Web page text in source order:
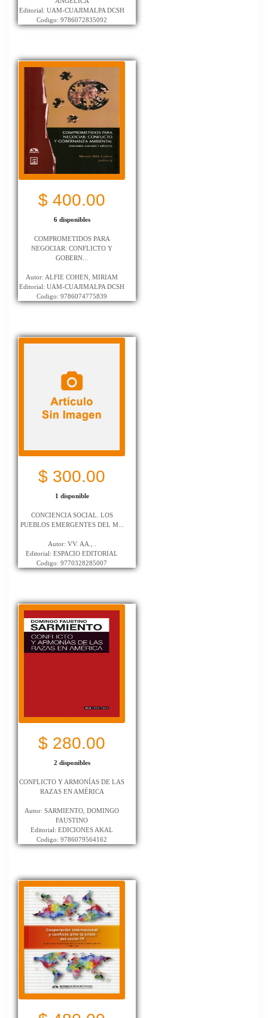
Editorial: UAM-CUAJIMALPA DCSH
Codigo: 9786072835092
$ 400.00
6 disponibles
COMPROMETIDOS PARA
NEGOCIAR: CONFLICTO Y
GOBERN...
Autor: ALFIE COHEN, MIRIAM
Editorial: UAM-CUAJIMALPA DCSH
Codigo: 9786074775839
$ 300.00
1 disponible
CONCIENCIA SOCIAL. LOS
PUEBLOS EMERGENTES DEL M...
Autor: VV. AA., .
Editorial: ESPACIO EDITORIAL
Codigo: 9770328285007
$ 280.00
2 disponibles
CONFLICTO Y ARMONÍAS DE LAS
RAZAS EN AMÉRICA
Autor: SARMIENTO, DOMINGO
FAUSTINO
Editorial: EDICIONES AKAL
Codigo: 9786079564162